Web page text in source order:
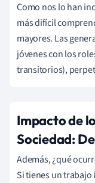
Como nos lo han
más difícil
mayores. Las
jóvenes con los
transitorios),
Impacto de
Sociedad:
Además, ¿qué
Si tienes un